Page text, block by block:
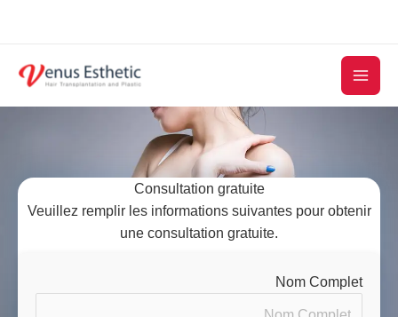
Consultation gratuite
Veuillez remplir les informations suivantes pour obtenir
une consultation gratuite.
Nom Complet